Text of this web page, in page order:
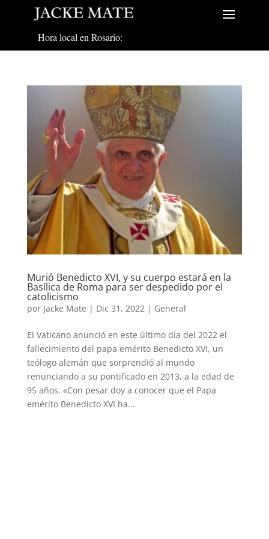
Hora local en Rosario:
Murió Benedicto XVI, y su cuerpo estará en la
Basílica de Roma para ser despedido por el
catolicismo
por Jacke Mate | Dic 31, 2022| General
El Vaticano anunció en este último día del 2022 el
fallecimiento del papa emérito Benedicto XVI, un
teólogo alemán que sorprendió al mundo
renunciando a su pontificado en 2013, a la edad de
95 años. «Con pesar doy a conocer que el Papa
emérito Benedicto XVI ha...